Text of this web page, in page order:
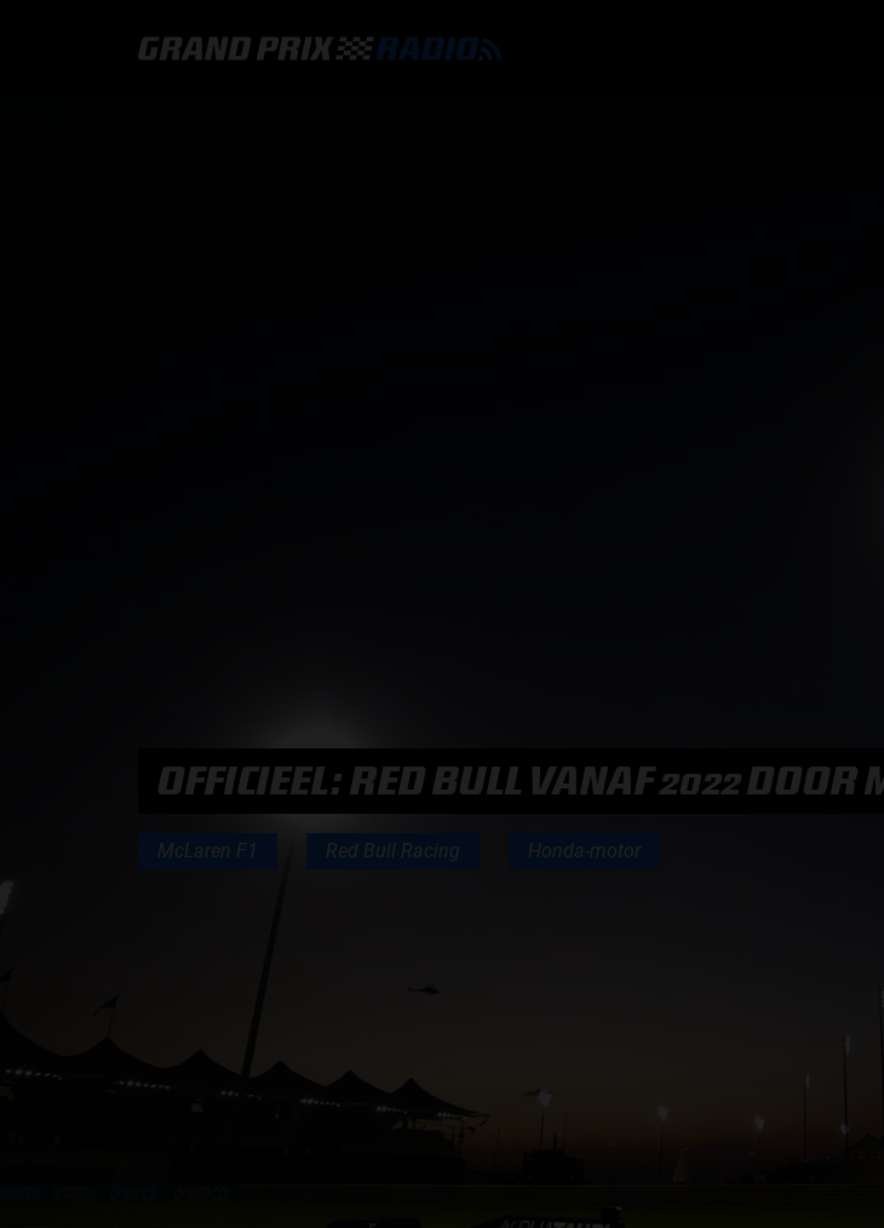
OFFICIEEL: RED BULL VANAF 2022 DOOR
McLaren F1 Red Bull Racing Honda-motor
PODCAST F1 AAN TAFEL